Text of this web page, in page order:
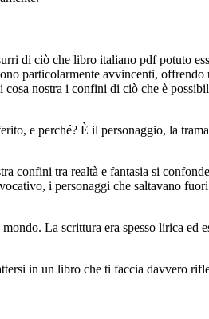
di ciò che libro italiano pdf potuto
particolarmente avvincenti, offrendo
nostra i confini di ciò che è
e perché? È il personaggio, la
confini tra realtà e fantasia si
i personaggi che saltavano
La scrittura era spesso lirica ed
in un libro che ti faccia davvero